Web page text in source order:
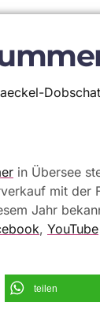
Dobschat
in Übersee
mit der
Jahr
, YouTube
teilen